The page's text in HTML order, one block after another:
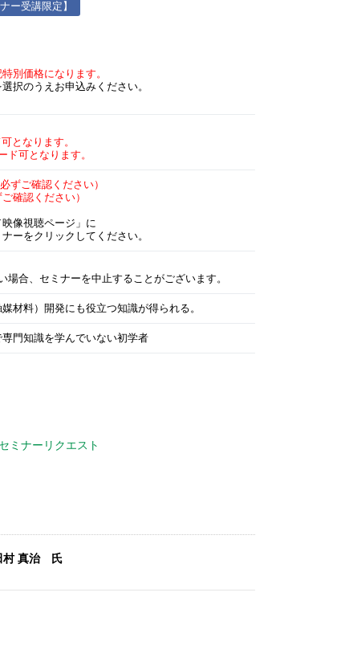
ー受講限定】
別価格になります。
のうえお申込みください。
となります。
可となります。
ずご確認ください）
確認ください）
像視聴ページ」に
ーをクリックしてください。
合、セミナーを中止することがございます。
材料）開発にも役立つ知識が得られる。
門知識を学んでいない初学者
セミナーリクエスト
村 真治​ 氏